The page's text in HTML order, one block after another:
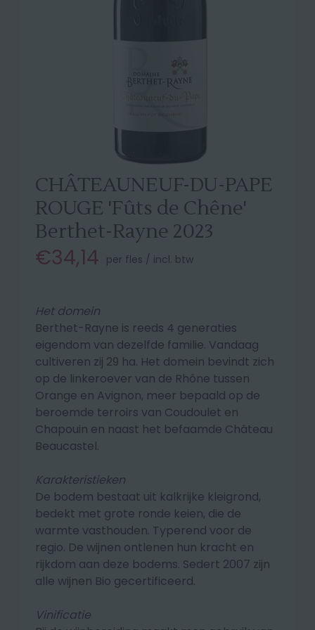
CHÂTEAUNEUF-DU-PAPE
ROUGE 'Fûts de Chêne'
Berthet-Rayne 2023
€34,14 per fles / incl. btw
Het domein
Berthet-Rayne is reeds 4 generaties
eigendom van dezelfde familie. Vandaag
cultiveren zij 29 ha. Het domein bevindt zich
op de linkeroever van de Rhône tussen
Orange en Avignon, meer bepaald op de
beroemde terroirs van Coudoulet en
Chapouin en naast het befaamde Château
Beaucastel.
Karakteristieken
De bodem bestaat uit kalkrijke kleigrond,
bedekt met grote ronde keien, die de
warmte vasthouden. Typerend voor de
regio. De wijnen ontlenen hun kracht en
rijkdom aan deze bodems. Sedert 2007 zijn
alle wijnen Bio gecertificeerd.
Vinificatie